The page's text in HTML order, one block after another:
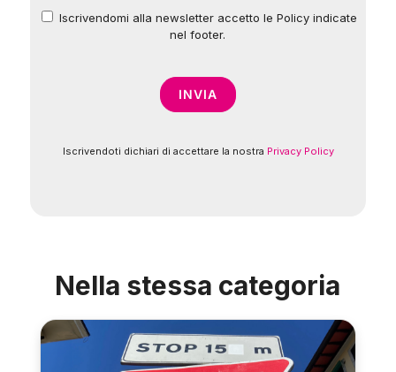
*
Iscrivendomi alla newsletter accetto le Policy indicate
nel footer.
Iscrivendoti dichiari di accettare la nostra Privacy Policy
Nella stessa categoria